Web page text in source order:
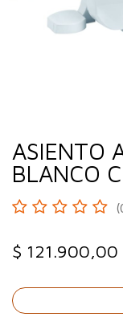
ASIENTO
BLANCO
$ 121.900,00